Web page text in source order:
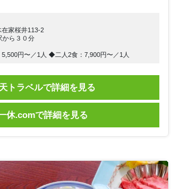
家桜井113-2
から３０分
円〜／1人 ◆二人2食：7,900円〜／1人
トラベルで詳細を見る
休.comで詳細を見る